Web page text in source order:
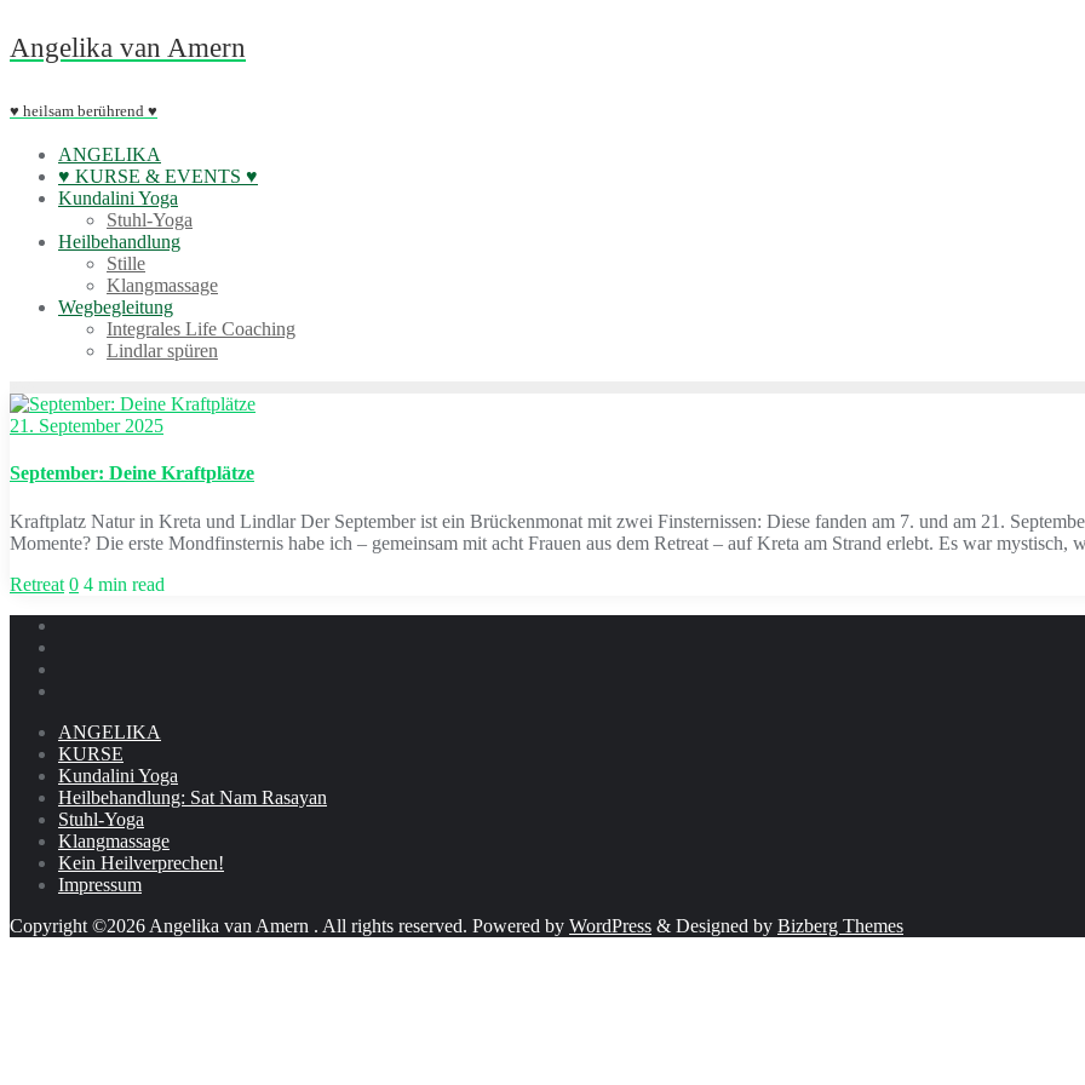
Skip
to
Angelika van Amern
♥ heilsam berührend ♥
ANGELIKA
♥ KURSE & EVENTS ♥
Kundalini Yoga
Stuhl-Yoga
Heilbehandlung
Stille
Klangmassage
Wegbegleitung
Integrales Life Coaching
Lindlar spüren
21. September 2025
September: Deine Kraftplätze
Kraftplatz Natur in Kreta und Lindlar Der September ist ein Brückenmonat mit zwei Finsternissen: Diese fanden am 7. und am 21.
Momente? Die erste Mondfinsternis habe ich – gemeinsam mit acht Frauen aus dem Retreat – auf Kreta am Strand erlebt. Es war
Retreat 0 4 min read
ANGELIKA
KURSE
Kundalini Yoga
Heilbehandlung: Sat Nam Rasayan
Stuhl-Yoga
Klangmassage
Kein Heilverprechen!
Impressum
Copyright ©2026 Angelika van Amern . All rights reserved. Powered by WordPress & Designed by Bizberg Themes